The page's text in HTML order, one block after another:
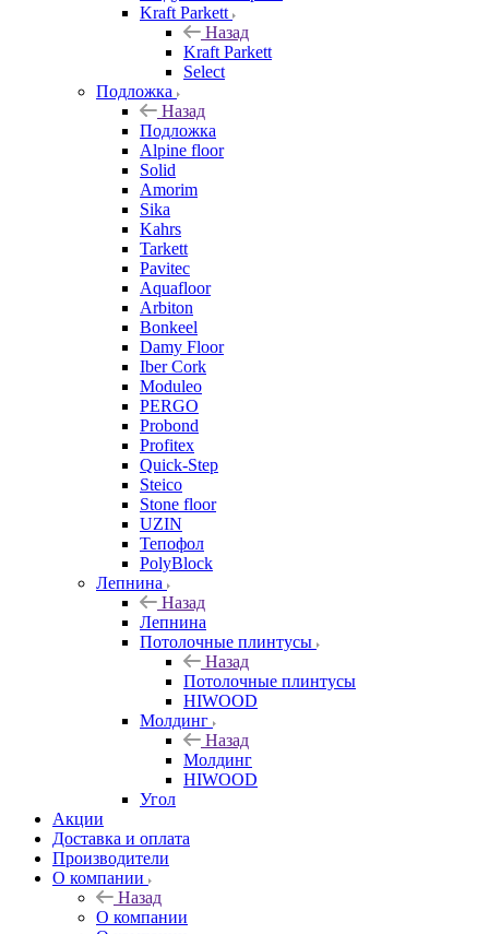
Kraft Parkett
Назад
Kraft Parkett
Select
Подложка
Назад
Подложка
Alpine floor
Solid
Amorim
Sika
Kahrs
Tarkett
Pavitec
Aquafloor
Arbiton
Bonkeel
Damy Floor
Iber Cork
Moduleo
PERGO
Probond
Profitex
Quick-Step
Steico
Stone floor
UZIN
Тепофол
PolyBlock
Лепнина
Назад
Лепнина
Потолочные плинтусы
Назад
Потолочные плинтусы
HIWOOD
Молдинг
Назад
Молдинг
HIWOOD
Угол
Акции
Доставка и оплата
Производители
О компании
Назад
О компании